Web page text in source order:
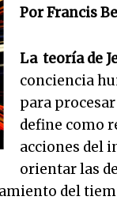
Por Francis
La teoría de
conciencia
para
define como
acciones del
orientar las
del